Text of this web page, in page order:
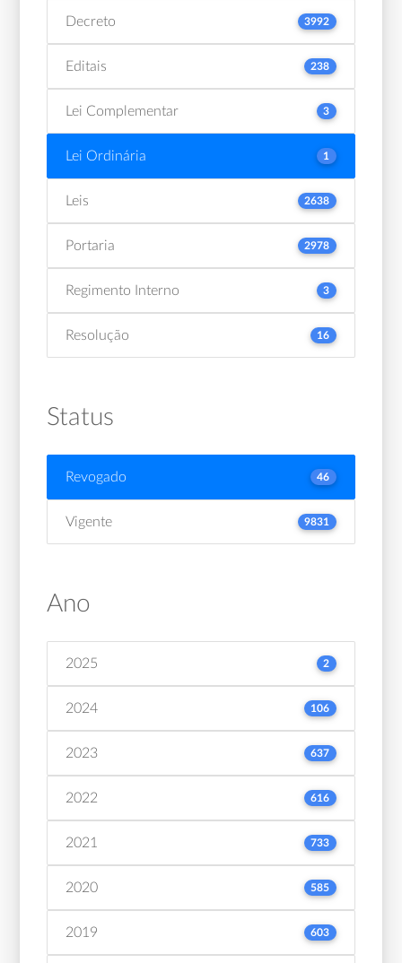
Decreto 3992
Editais 238
Lei Complementar 3
Lei Ordinária 1
Leis 2638
Portaria 2978
Regimento Interno 3
Resolução 16
Status
Revogado 46
Vigente 9831
Ano
2025 2
2024 106
2023 637
2022 616
2021 733
2020 585
2019 603